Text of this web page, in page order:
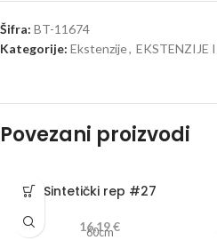
Šifra: BT-11674
Kategorije: Ekstenzije, EKSTENZIJE
Povezani proizvodi
Sintetički rep #27
16,19€
60cm